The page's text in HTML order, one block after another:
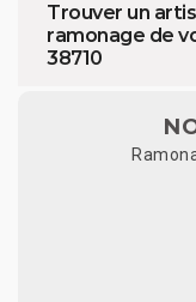
Trouver un
ramonage de
38710